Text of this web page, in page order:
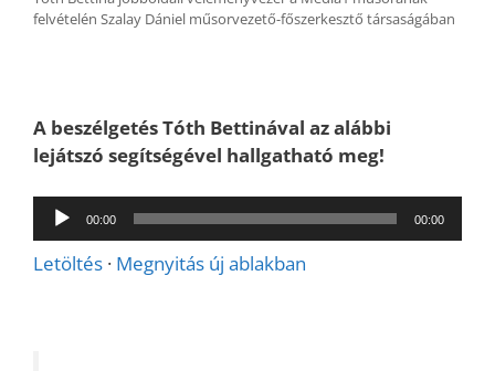
felvételén Szalay Dániel műsorvezető-főszerkesztő társaságában
A beszélgetés Tóth Bettinával az alábbi
lejátszó segítségével hallgatható meg!
Audió
lejátszó
00:00 00:00
Letöltés · Megnyitás új ablakban